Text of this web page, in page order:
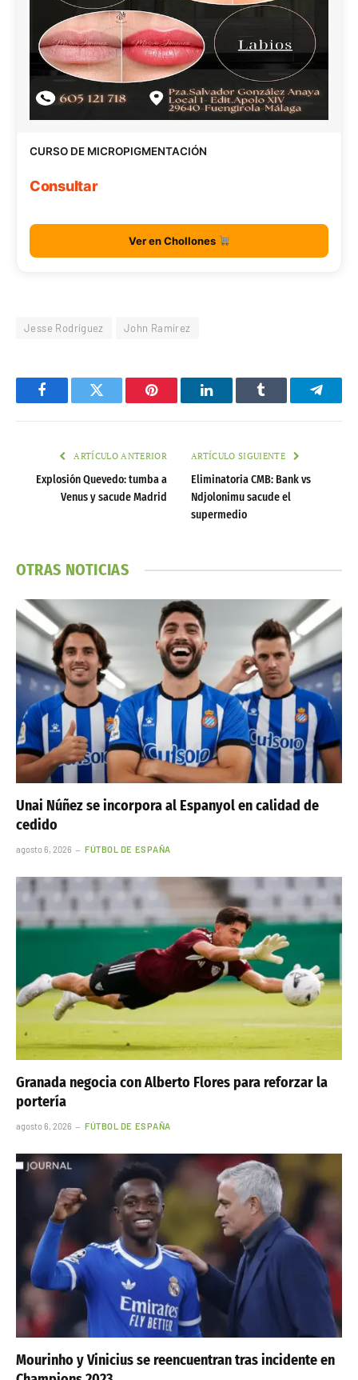
CURSO DE MICROPIGMENTACIÓN
Consultar
Ver en Chollones
Jesse Rodríguez John Ramírez
FacebookTwitter Pinterest LinkedInTumblr
ARTÍCULO ANTERIOR
Explosión Quevedo: tumba a
Venus y sacude Madrid
ARTÍCULO SIGUIENTE
Eliminatoria CMB: Bank vs
Ndjolonimu sacude el
supermedio
OTRAS NOTICIAS
Unai Núñez se incorpora al Espanyol en calidad de
cedido
agosto 6, 2026 FÚTBOL DE ESPAÑA
Granada negocia con Alberto Flores para reforzar la
portería
agosto 6, 2026 FÚTBOL DE ESPAÑA
Mourinho y Vinicius se reencuentran tras incidente en